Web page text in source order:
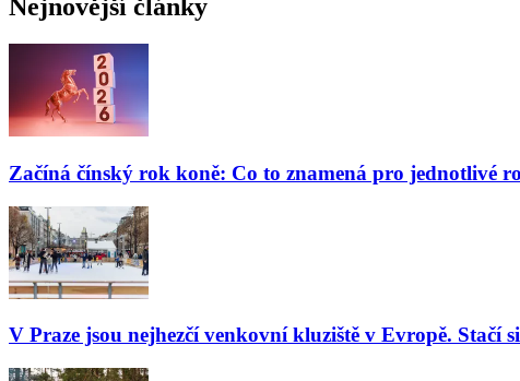
Nejnovější články
Začíná čínský rok koně: Co to znamená pro jednotlivé
V Praze jsou nejhezčí venkovní kluziště v Evropě. Stačí